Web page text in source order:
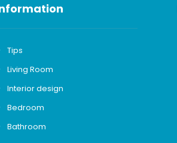
Tips
Living Room
Interior design
Bedroom
Bathroom